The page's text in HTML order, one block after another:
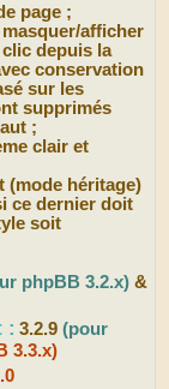
page ;
afficher
depuis la
conservation
sur les
supprimés
;
clair et
(mode héritage)
ce dernier doit
soit
phpBB 3.2.x) &
: 3.2.9(pour
3.3.x)